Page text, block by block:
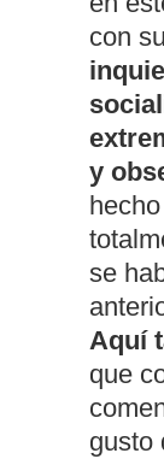
con
y
se
Aquí
que
gusto